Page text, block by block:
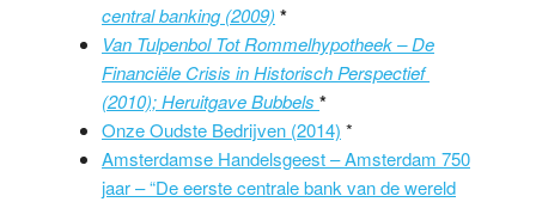
central banking (2009) *
Van Tulpenbol Tot Rommelhypotheek – De
Financiële Crisis in Historisch Perspectief
(2010); Heruitgave Bubbels *
Onze Oudste Bedrijven (2014) *
Amsterdamse Handelsgeest – Amsterdam 750
jaar – “De eerste centrale bank van de wereld